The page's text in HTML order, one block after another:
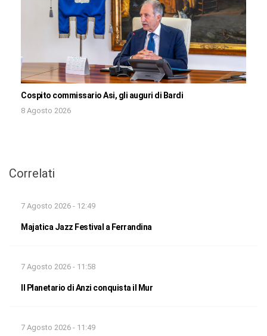
Cospito commissario Asi, gli auguri di Bardi
8 Agosto 2026
Correlati
7 Agosto 2026 - 12:49
Majatica Jazz Festival a Ferrandina
7 Agosto 2026 - 11:58
Il Planetario di Anzi conquista il Mur
7 Agosto 2026 - 11:49